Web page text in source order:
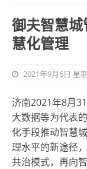
御夫智慧
慧化管理
2021年9月6日 星
济南2021年8月
大数据等为代表
化手段推动智慧
理水平的新途径
共治模式，再向